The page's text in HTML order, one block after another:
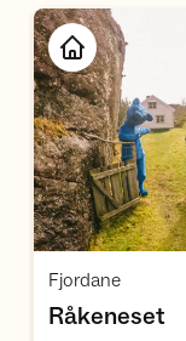
Fjordane,
Råkeneset